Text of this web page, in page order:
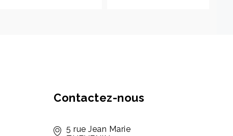
Contactez-nous
5 rue Jean Marie